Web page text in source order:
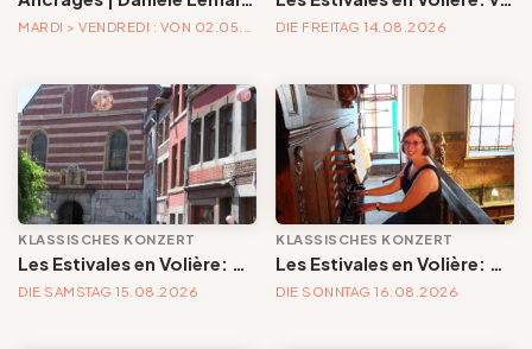
DIE FREITAG 14.08.2026
KLASSISCHES KONZERT
DIE SAMSTAG 15.08.2026
KLASSISCHES KONZERT
DIE SONNTAG 16.08.2026